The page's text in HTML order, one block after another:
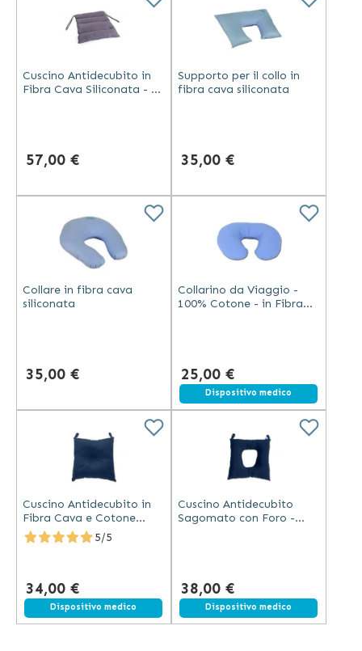
Cuscino Antidecubito in
Fibra Cava Siliconata - 4
57,00 €
Supporto per il collo in
fibra cava siliconata
35,00 €
Collare in fibra cava
siliconata
35,00 €
Collarino da Viaggio -
100% Cotone - in Fibra
25,00 €
Dispositivo medico
Cuscino Antidecubito in
Fibra Cava e Cotone
45x45 cm
5/5
34,00 €
Dispositivo medico
Cuscino Antidecubito
Sagomato con Foro -
38,00 €
Dispositivo medico